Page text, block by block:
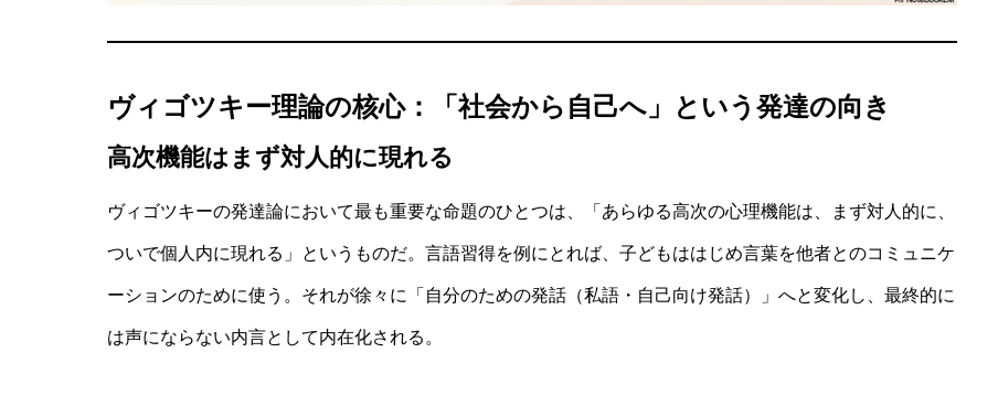
ヴィゴツキー理論の核心：「社会から自己へ」という発達の向き
高次機能はまず対人的に現れる
ヴィゴツキーの発達論において最も重要な命題のひとつは、「あらゆる高次の心理機能は、まず対人的に、
ついで個人内に現れる」というものだ。言語習得を例にとれば、子どもははじめ言葉を他者とのコミュニケ
ーションのために使う。それが徐々に「自分のための発話（私語・自己向け発話）」へと変化し、最終的に
は声にならない内言として内在化される。